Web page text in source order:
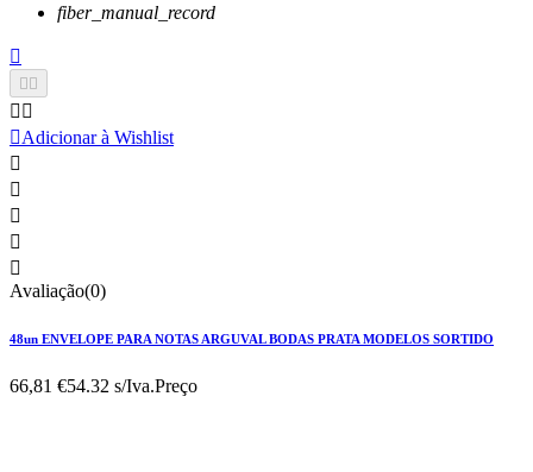
fiber_manual_record

 
 
Adicionar à Wishlist





Avaliação(0)
48un ENVELOPE PARA NOTAS ARGUVAL BODAS PRATA MODELOS SORTIDO
66,81 €54.32 s/Iva.Preço